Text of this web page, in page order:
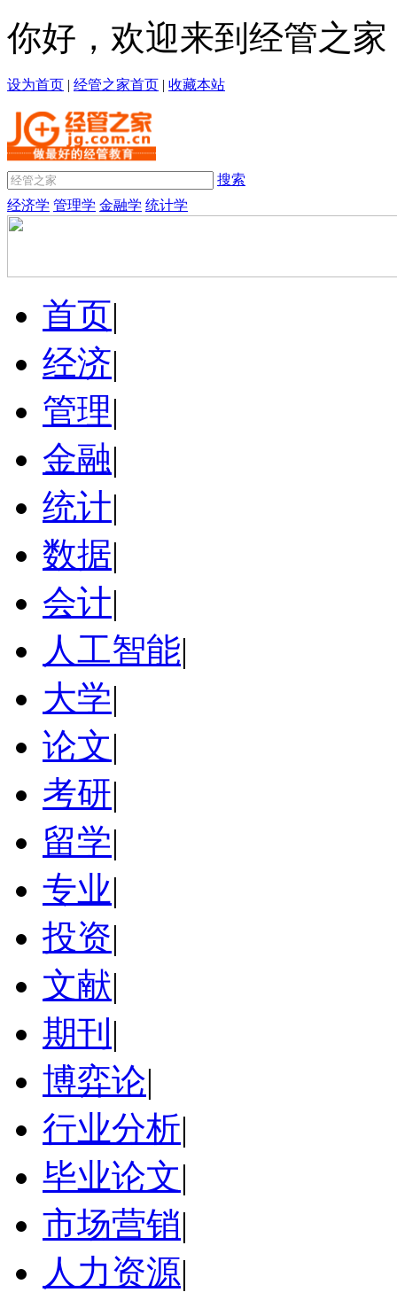
你好，欢迎来到经管之家
设为首页 | 经管之家首页 | 收藏本站
搜索
经济学 管理学 金融学 统计学
首页|
经济|
管理|
金融|
统计|
数据|
会计|
人工智能|
大学|
论文|
考研|
留学|
专业|
投资|
文献|
期刊 |
博弈论|
行业分析|
毕业论文|
市场营销|
人力资源|